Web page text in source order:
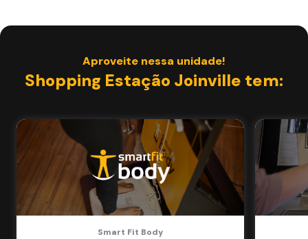
Aproveite nessa unidade!
Shopping Estação Joinville tem:
Smart Fit Body